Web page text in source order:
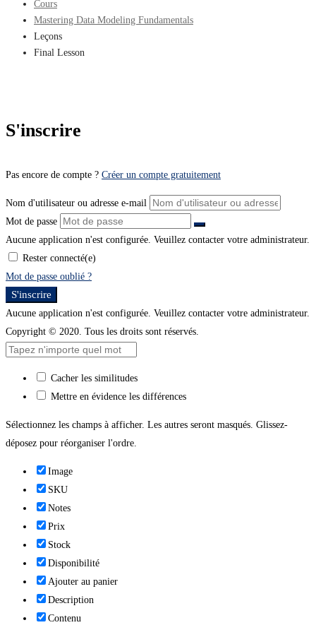
Cours
Mastering Data Modeling Fundamentals
Leçons
Final Lesson
S'inscrire
Pas encore de compte ? Créer un compte gratuitement
Nom d'utilisateur ou adresse e-mail
Mot de passe
Aucune application n'est configurée. Veuillez contacter votre administrateur.
Rester connecté(e)
Mot de passe oublié ?
S'inscrire
Aucune application n'est configurée. Veuillez contacter votre administrateur.
Copyright © 2020. Tous les droits sont réservés.
Cacher les similitudes
Mettre en évidence les différences
Sélectionnez les champs à afficher. Les autres seront masqués. Glissez-
déposez pour réorganiser l'ordre.
Image
SKU
Notes
Prix
Stock
Disponibilité
Ajouter au panier
Description
Contenu